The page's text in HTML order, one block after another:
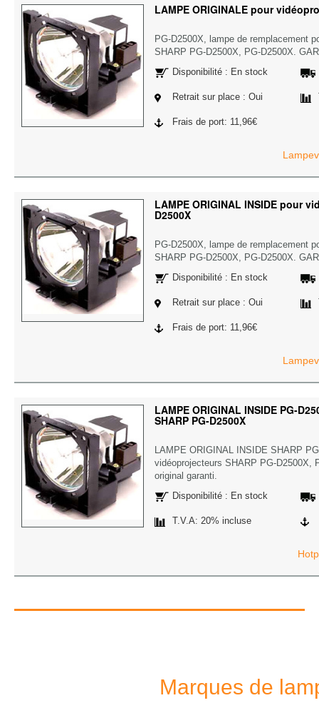
LAMPE ORIGINALE pour
PG-D2500X, lampe de remplacement
SHARP PG-D2500X, PG-D2500X.
Disponibilité : En stock
Retrait sur place : Oui
Frais de port: 11,96€
LAMPE ORIGINAL INSIDE pour
D2500X
PG-D2500X, lampe de remplacement
SHARP PG-D2500X, PG-D2500X.
Disponibilité : En stock
Retrait sur place : Oui
Frais de port: 11,96€
LAMPE ORIGINAL INSIDE PG-
SHARP PG-D2500X
LAMPE ORIGINAL INSIDE SHARP
vidéoprojecteurs SHARP PG-D2500X,
original garanti.
Disponibilité : En stock
T.V.A: 20% incluse
Marques de